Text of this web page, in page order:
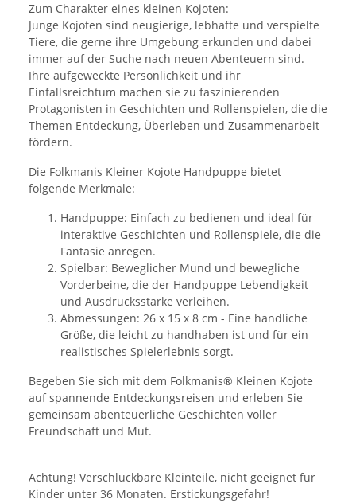
Zum Charakter eines kleinen Kojoten:
Junge Kojoten sind neugierige, lebhafte und verspielte
Tiere, die gerne ihre Umgebung erkunden und dabei
immer auf der Suche nach neuen Abenteuern sind.
Ihre aufgeweckte Persönlichkeit und ihr
Einfallsreichtum machen sie zu faszinierenden
Protagonisten in Geschichten und Rollenspielen, die die
Themen Entdeckung, Überleben und Zusammenarbeit
fördern.
Die Folkmanis Kleiner Kojote Handpuppe bietet
folgende Merkmale:
Handpuppe: Einfach zu bedienen und ideal für
interaktive Geschichten und Rollenspiele, die die
Fantasie anregen.
Spielbar: Beweglicher Mund und bewegliche
Vorderbeine, die der Handpuppe Lebendigkeit
und Ausdrucksstärke verleihen.
Abmessungen: 26 x 15 x 8 cm - Eine handliche
Größe, die leicht zu handhaben ist und für ein
realistisches Spielerlebnis sorgt.
Begeben Sie sich mit dem Folkmanis® Kleinen Kojote
auf spannende Entdeckungsreisen und erleben Sie
gemeinsam abenteuerliche Geschichten voller
Freundschaft und Mut.
Achtung! Verschluckbare Kleinteile, nicht geeignet für
Kinder unter 36 Monaten. Erstickungsgefahr!